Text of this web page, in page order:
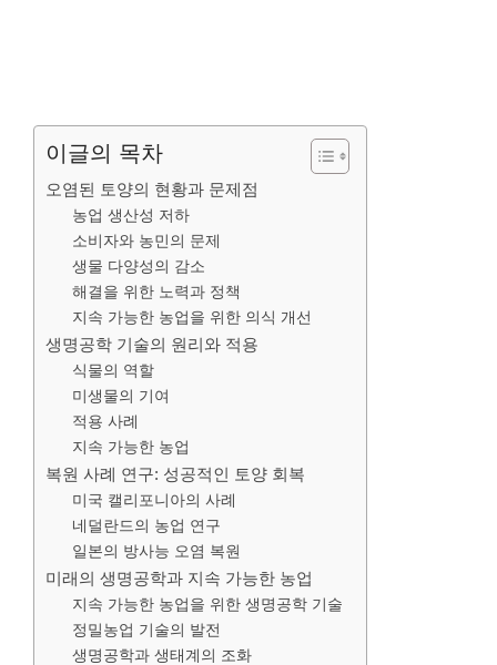
이글의 목차
오염된 토양의 현황과 문제점
농업 생산성 저하
소비자와 농민의 문제
생물 다양성의 감소
해결을 위한 노력과 정책
지속 가능한 농업을 위한 의식 개선
생명공학 기술의 원리와 적용
식물의 역할
미생물의 기여
적용 사례
지속 가능한 농업
복원 사례 연구: 성공적인 토양 회복
미국 캘리포니아의 사례
네덜란드의 농업 연구
일본의 방사능 오염 복원
미래의 생명공학과 지속 가능한 농업
지속 가능한 농업을 위한 생명공학 기술
정밀농업 기술의 발전
생명공학과 생태계의 조화